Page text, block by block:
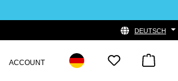
DEUTSCH
ACCOUNT